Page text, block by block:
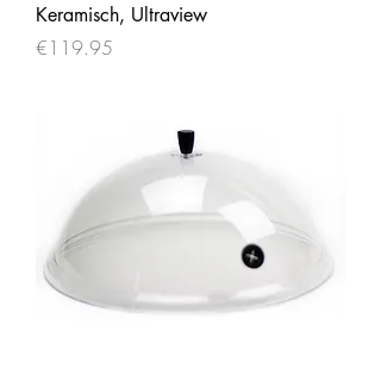
Keramisch, Ultraview
Price
€119.95